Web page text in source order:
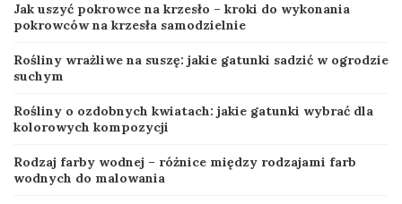
Jak uszyć pokrowce na krzesło – kroki do wykonania
pokrowców na krzesła samodzielnie
Rośliny wrażliwe na suszę: jakie gatunki sadzić w ogrodzie
suchym
Rośliny o ozdobnych kwiatach: jakie gatunki wybrać dla
kolorowych kompozycji
Rodzaj farby wodnej – różnice między rodzajami farb
wodnych do malowania